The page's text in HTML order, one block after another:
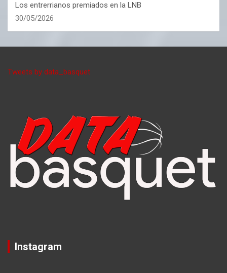
Los entrerrianos premiados en la LNB
30/05/2026
Tweets by data_basquet
Instagram